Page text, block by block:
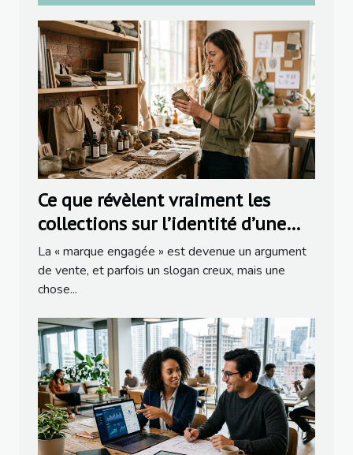
Ce que révèlent vraiment les
collections sur l’identité d’une
marque engagée
La « marque engagée » est devenue un argument
de vente, et parfois un slogan creux, mais une
chose...